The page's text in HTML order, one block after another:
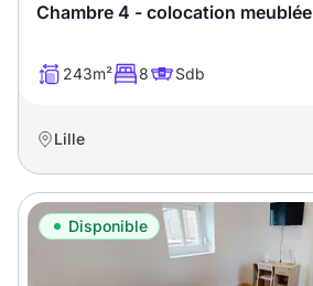
Chambre 4 - colocation meublée
243m² 8 Sdb
Lille
Disponible